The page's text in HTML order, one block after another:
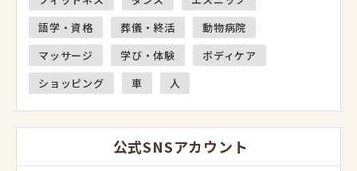
語学・資格
葬儀・終活
動物病院
マッサージ
学び・体験
ボディケア
ショッピング
車 人
公式SNSアカウント